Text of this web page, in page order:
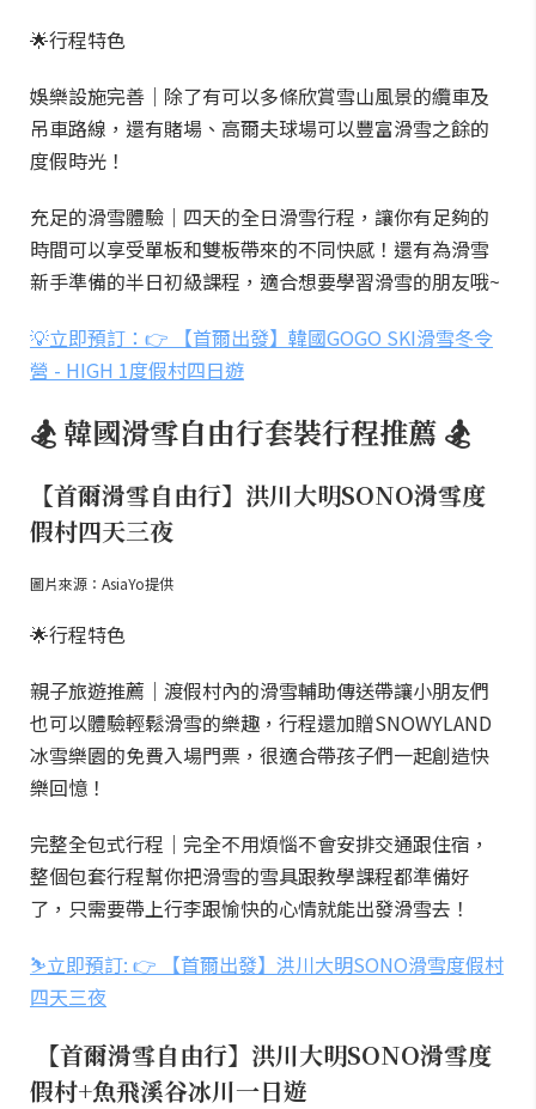
🌟行程特色
娛樂設施完善｜除了有可以多條欣賞雪山風景的纜車及
吊車路線，還有賭場、高爾夫球場可以豐富滑雪之餘的
度假時光！
充足的滑雪體驗｜四天的全日滑雪行程，讓你有足夠的
時間可以享受單板和雙板帶來的不同快感！還有為滑雪
新手準備的半日初級課程，適合想要學習滑雪的朋友哦~
💡立即預訂：👉 【首爾出發】韓國GOGO SKI滑雪冬令
營 - HIGH 1度假村四日遊
🏂 韓國滑雪自由行套裝行程推薦 🏂
【首爾滑雪自由行】洪川大明SONO滑雪度
假村四天三夜
圖片來源：AsiaYo提供
🌟行程特色
親子旅遊推薦｜渡假村內的滑雪輔助傳送帶讓小朋友們
也可以體驗輕鬆滑雪的樂趣，行程還加贈SNOWYLAND
冰雪樂園的免費入場門票，很適合帶孩子們一起創造快
樂回憶！
完整全包式行程｜完全不用煩惱不會安排交通跟住宿，
整個包套行程幫你把滑雪的雪具跟教學課程都準備好
了，只需要帶上行李跟愉快的心情就能出發滑雪去！
⛷️立即預訂: 👉 【首爾出發】洪川大明SONO滑雪度假村
四天三夜
【首爾滑雪自由行】洪川大明SONO滑雪度
假村+魚飛溪谷冰川一日遊